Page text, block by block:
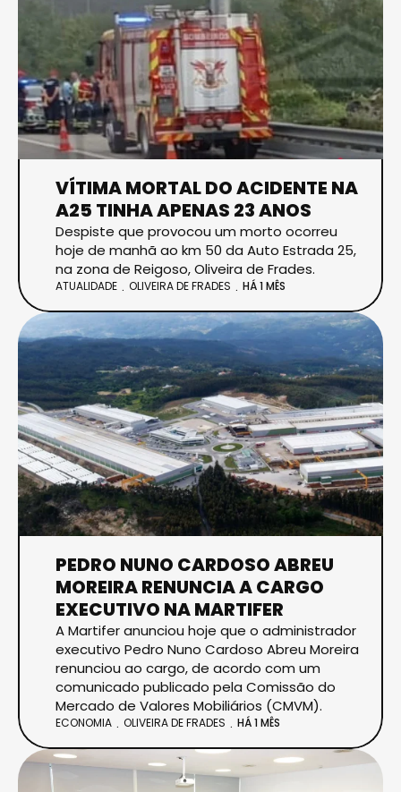
VÍTIMA MORTAL DO ACIDENTE NA
A25 TINHA APENAS 23 ANOS
Despiste que provocou um morto ocorreu
hoje de manhã ao km 50 da Auto Estrada 25,
na zona de Reigoso, Oliveira de Frades.
ATUALIDADE OLIVEIRA DE FRADES HÁ 1 MÊS
PEDRO NUNO CARDOSO ABREU
MOREIRA RENUNCIA A CARGO
EXECUTIVO NA MARTIFER
A Martifer anunciou hoje que o administrador
executivo Pedro Nuno Cardoso Abreu Moreira
renunciou ao cargo, de acordo com um
comunicado publicado pela Comissão do
Mercado de Valores Mobiliários (CMVM).
ECONOMIA OLIVEIRA DE FRADES HÁ 1 MÊS